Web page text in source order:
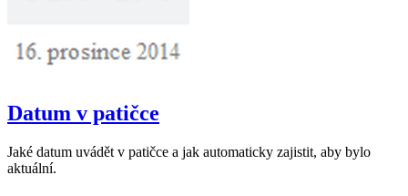
Datum v patičce
Jaké datum uvádět v patičce a jak automaticky zajistit, aby bylo
aktuální.